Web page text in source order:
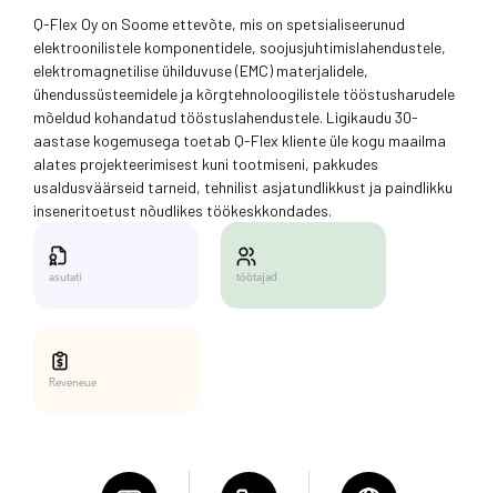
Q-Flex Oy on Soome ettevõte, mis on spetsialiseerunud
elektroonilistele komponentidele, soojusjuhtimislahendustele,
elektromagnetilise ühilduvuse (EMC) materjalidele,
ühendussüsteemidele ja kõrgtehnoloogilistele tööstusharudele
mõeldud kohandatud tööstuslahendustele. Ligikaudu 30-
aastase kogemusega toetab Q-Flex kliente üle kogu maailma
alates projekteerimisest kuni tootmiseni, pakkudes
usaldusväärseid tarneid, tehnilist asjatundlikkust ja paindlikku
inseneritoetust nõudlikes töökeskkondades.
asutati töötajad
Reveneue